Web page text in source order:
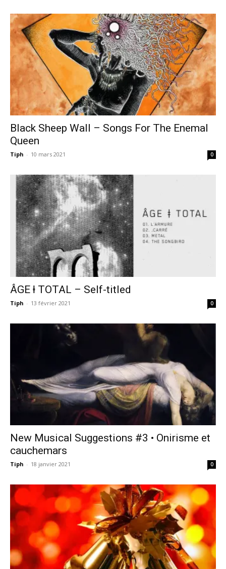
Black Sheep Wall – Songs For The Enemal
Queen
Tiph - 10 mars 2021 0
ÂGE ⱡ TOTAL – Self-titled
Tiph - 13 février 2021 0
New Musical Suggestions #3 • Onirisme et
cauchemars
Tiph - 18 janvier 2021 0